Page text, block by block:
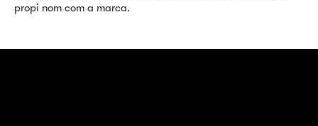
propi nom com a marca.